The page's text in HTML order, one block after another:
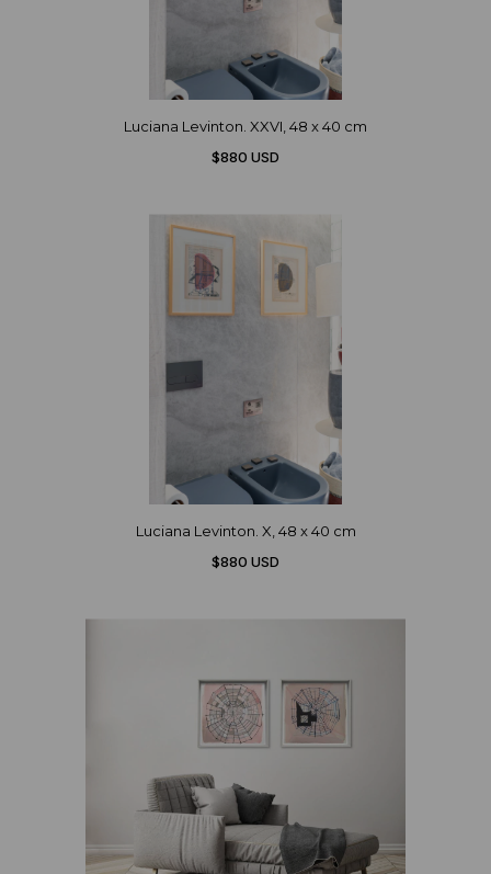
Luciana Levinton. XXVI, 48 x 40 cm
$880 USD
Luciana Levinton. X, 48 x 40 cm
$880 USD